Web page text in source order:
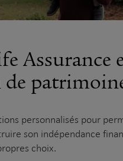
Assurance
de
personnalisés pour
son indépendance
choix.